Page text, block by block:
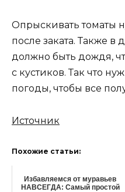
Опрыскивать томаты
после заката. Также в
должно быть дождя,
с кустиков. Так что
погоды, чтобы все
Источник
Похожие статьи:
Избавляемся от муравьев
НАВСЕГДА: Самый простой